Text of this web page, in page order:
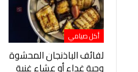
أكل صيامي
لفائف الباذنجان المحشوة
وجبة غداء أو عشاء غنية